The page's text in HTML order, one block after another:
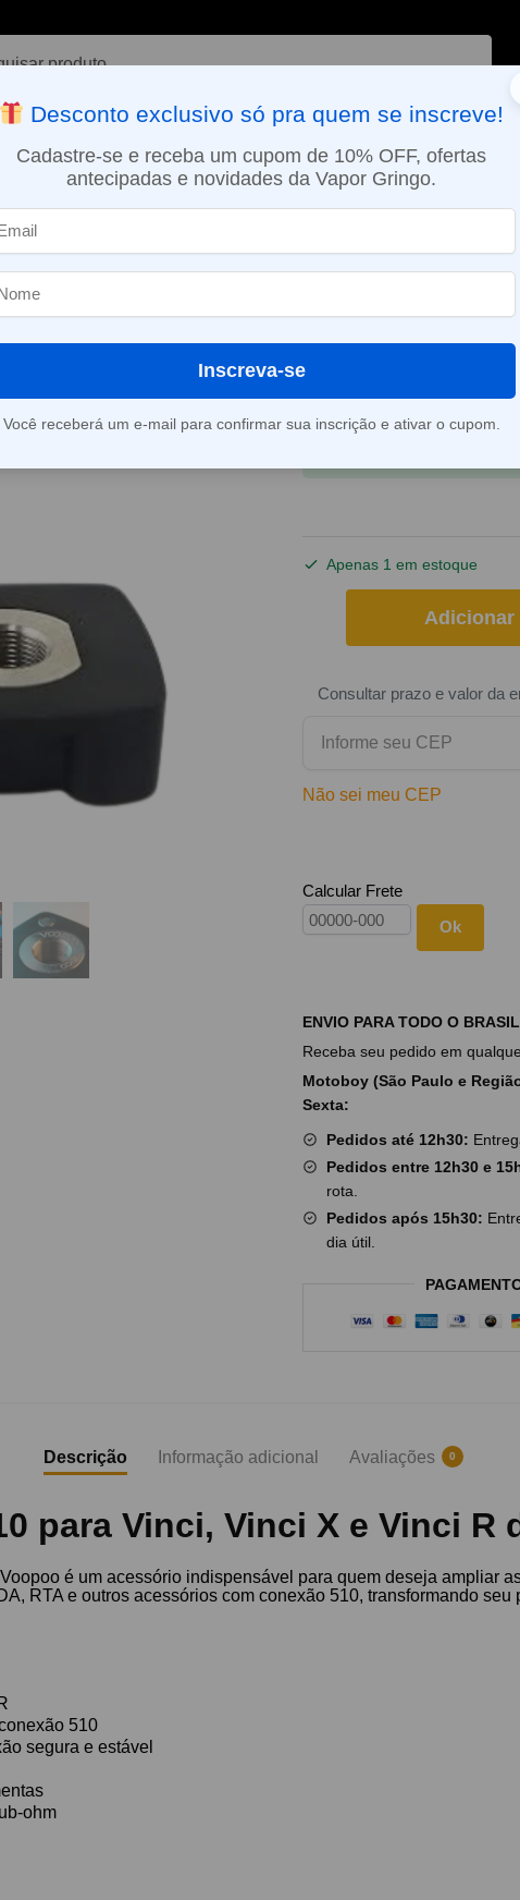
VAPORIZADOR DE ERVAS E-LIQUÍDOS NICOTINA ORAL
DIA EM SÃO PAULO (SEG A SEX): PEDIDOS APROVADOS ATÉ 15:30
»
Adaptador 510
Vinci X e Vinci
Em até 1x deR$39,90
Apenas 1 em estoque
Adicionar
Consultar prazo e valor da
Não sei meu CEP
Calcular Frete
Ok
ENVIO PARA TODO O BRASIL
Receba seu pedido em
Motoboy (São Paulo e
Sexta:
Pedidos até 12h30:
Pedidos entre 12h30 e
rota.
Pedidos após 15h30:
dia útil.
Descrição Informação adicional Avaliações 0
para Vinci, Vinci X e Vinci R
é um acessório indispensável para quem deseja ampliar
RTA e outros acessórios com conexão 510, transformando seu
510
segura e estável
ohm
Desconto exclusivo só pra quem se inscreve!
Cadastre-se e receba um cupom de 10% OFF, ofertas
antecipadas e novidades da Vapor Gringo.
Inscreva-se
Você receberá um e-mail para confirmar sua inscrição e ativar o cupom.